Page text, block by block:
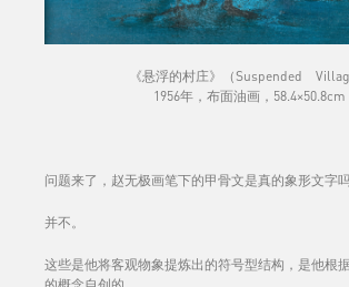
《悬浮的村庄》（Suspended
1956年，布面油画，58.4×50.8cm
问题来了，赵无极画笔下的甲骨文是真的象形文字
并不。
这些是他将客观物象提炼出的符号型结构，是他根